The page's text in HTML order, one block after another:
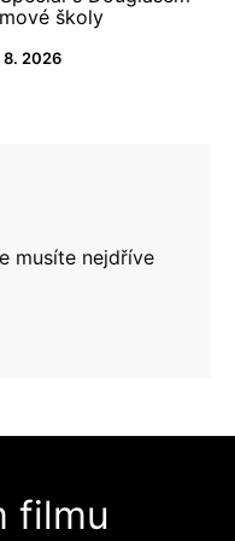
školy
8. 2026
musíte nejdříve
filmu